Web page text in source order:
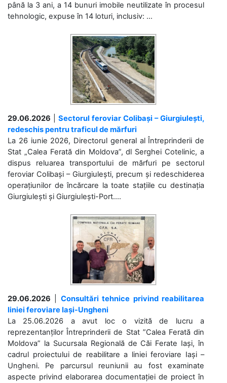
până la 3 ani, a 14 bunuri imobile neutilizate în procesul
tehnologic, expuse în 14 loturi, inclusiv: ...
29.06.2026
Sectorul feroviar Colibași – Giurgiulești,
redeschis pentru traficul de mărfuri
La 26 iunie 2026, Directorul general al Întreprinderii de
Stat „Calea Ferată din Moldova”, dl Serghei Cotelinic, a
dispus reluarea transportului de mărfuri pe sectorul
feroviar Colibași – Giurgiulești, precum și redeschiderea
operațiunilor de încărcare la toate stațiile cu destinația
Giurgiulești și Giurgiulești-Port....
29.06.2026
Consultări tehnice privind reabilitarea
liniei feroviare Iași-Ungheni
La 25.06.2026 a avut loc o vizită de lucru a
reprezentanților Întreprinderii de Stat ”Calea Ferată din
Moldova” la Sucursala Regională de Căi Ferate Iași, în
cadrul proiectului de reabilitare a liniei feroviare Iași –
Ungheni. Pe parcursul reuniunii au fost examinate
aspecte privind elaborarea documentației de proiect în